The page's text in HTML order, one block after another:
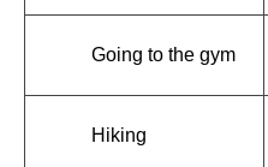
Going to the gym
Hiking